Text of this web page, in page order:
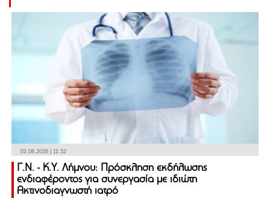
02.08.2026 | 11:32
Γ.Ν. - Κ.Υ. Λήμνου: Πρόσκληση εκδήλωσης
ενδιαφέροντος για συνεργασία με ιδιώτη
Ακτινοδιαγνωστή ιατρό